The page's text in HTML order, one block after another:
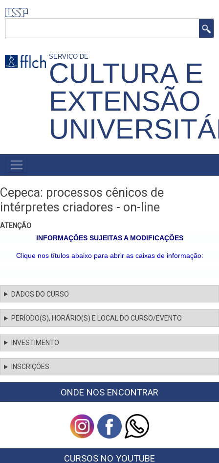
Pular
para
principal
SERVIÇO DE
CULTURA E
EXTENSÃO
MENU
PRIMÁRIO
Cepeca: processos cênicos de
intérpretes criadores - on-line
ATENÇÃO
INFORMAÇÕES SUJEITAS A MODIFICAÇÕES
Clique nos títulos abaixo para abrir as caixas de informação:
DADOS DO CURSO
PERÍODO(S), HORÁRIO(S) E LOCAL DO CURSO/EVENTO
INVESTIMENTO
INSCRIÇÕES
ONDE NOS ENCONTRAR
CURSOS NO YOUTUBE